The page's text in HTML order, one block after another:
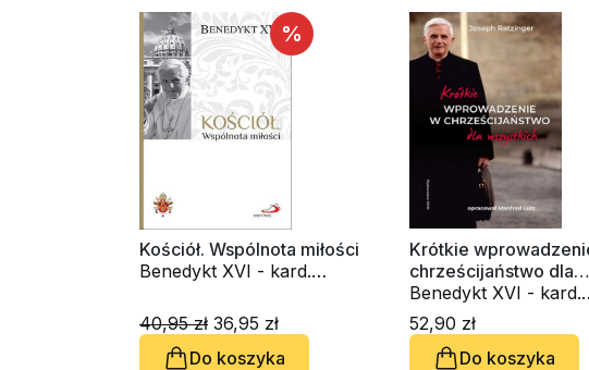
%
Kościół. Wspólnota miłości
Benedykt XVI - kard.
40,95 zł 36,95 zł
Do koszyka
Krótkie
chrześcijaństwo dla
wszystkich
Benedykt XVI - kard.
Joseph Ratzinger
52,90 zł
Do koszyka